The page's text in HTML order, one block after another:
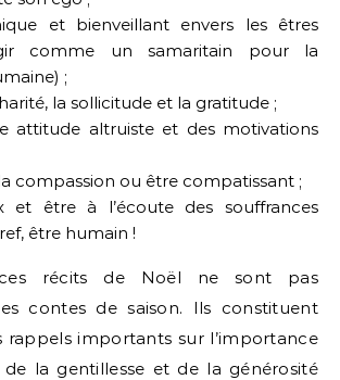
et bienveillant envers les êtres
comme un samaritain pour la
;
la sollicitude et la gratitude ;
attitude altruiste et des motivations
compassion ou être compatissant ;
et être à l’écoute des souffrances
être humain !
récits de Noël ne sont pas
contes de saison. Ils constituent
rappels importants sur l’importance
la gentillesse et de la générosité